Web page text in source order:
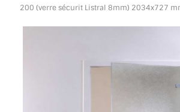
SUIVI DE DEVIS
200 (verre sécurit Listral 8mm) 2034x727